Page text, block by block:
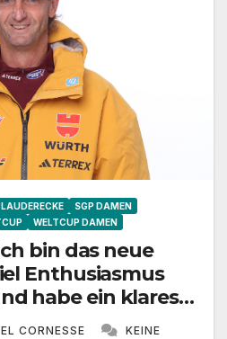
SGP DAMEN
WELTCUP DAMEN
bin das neue
Enthusiasmus
habe ein klares
CORNESSE
KEINE